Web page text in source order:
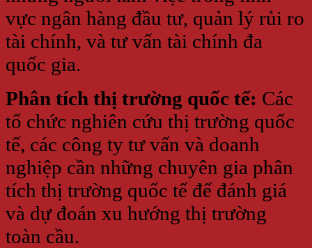
vực ngân hàng đầu tư, quản lý rủi ro
tài chính, và tư vấn tài chính đa
quốc gia.
Phân tích thị trường quốc tế: Các
tổ chức nghiên cứu thị trường quốc
tế, các công ty tư vấn và doanh
nghiệp cần những chuyên gia phân
tích thị trường quốc tế để đánh giá
và dự đoán xu hướng thị trường
toàn cầu.